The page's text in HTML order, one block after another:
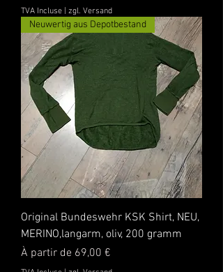
TVA Incluse zgl. Versand
Neuwertig aus Depotbestand
Original Bundeswehr KSK Shirt, NEU,
MERINO,langarm, oliv, 200 gramm
À partir de 69,00 €
Prix promotionnel